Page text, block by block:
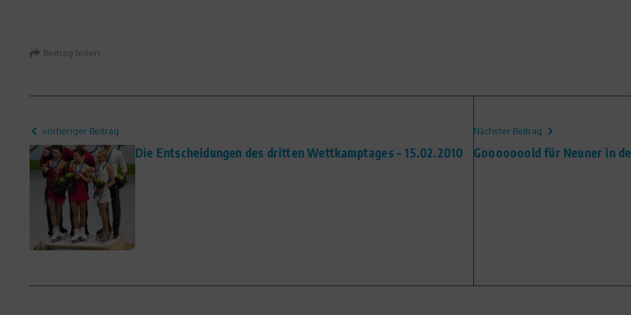
Beitrag teilen
vorheriger Beitrag
Die Entscheidungen des dritten Wettkamptages – 15.02.2010
Nächster Beitrag
Gooooooold für Neuner in